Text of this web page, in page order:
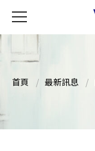
首頁 最新訊息